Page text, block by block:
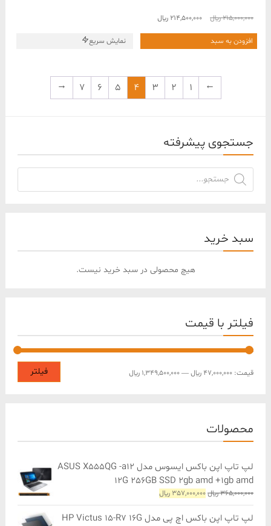
215,000,000﷼
قیمت
بود.
214,500,000 ﷼قیمت
214,500,000 ﷼
است.
افزودن به سبد نمایش سریع
→
1
2
3
4
5
6
7
←
جستجوی پیشرفته
جستجوی
محصولات
سبد خرید
هیچ محصولی در سبد خرید نیست.
فیلتر با قیمت
حداقل
حداکثر
فیلتر قیمت: 47,000,000 ﷼ —1,349,500,000 ﷼
محصولات
لپ تاپ اپن باکس ایسوس مدل ASUS X555QG -a12
12G 256GB SSD 2gb amd +1gb amd
365,000,000﷼قیمت
اصلی
357,000,000 ﷼قیمت
فعلی
357,000,000 ﷼
لپ تاپ اپن باکس اچ پی مدل HP Victus 15-R7 16G